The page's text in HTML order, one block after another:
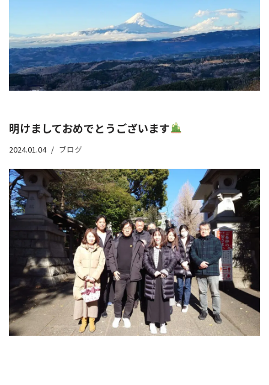
明けましておめでとうございます
2024.01.04 ブログ